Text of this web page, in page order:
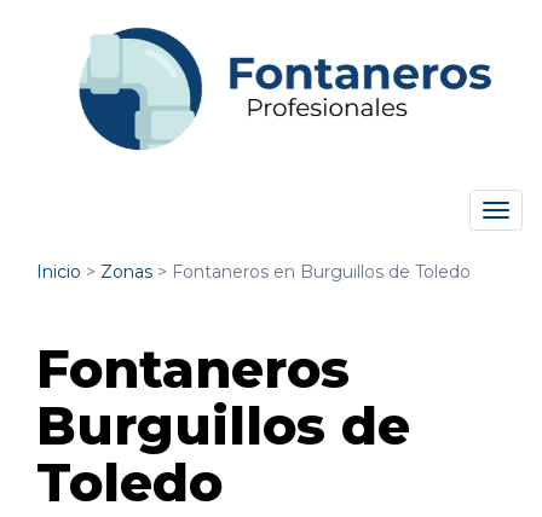
Inicio > Zonas > Fontaneros en Burguillos de Toledo
Fontaneros
Burguillos de
Toledo